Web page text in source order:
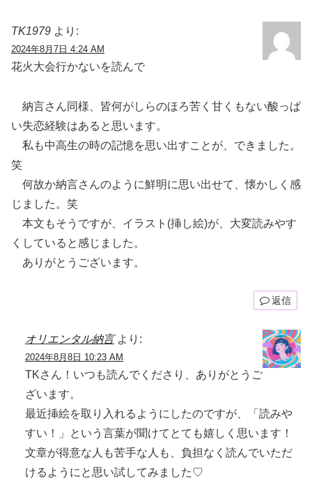
TK1979 より:
2024年8月7日 4:24 AM
花火大会行かないを読んで
納言さん同様、皆何がしらのほろ苦く甘くもない酸っぱ
い失恋経験はあると思います。
私も中高生の時の記憶を思い出すことが、できました。
笑
何故か納言さんのように鮮明に思い出せて、懐かしく感
じました。笑
本文もそうですが、イラスト(挿し絵)が、大変読みやす
くしていると感じました。
ありがとうございます。
返信
オリエンタル納言 より:
2024年8月8日 10:23 AM
TKさん！いつも読んでくださり、ありがとうご
ざいます。
最近挿絵を取り入れるようにしたのですが、「読みや
すい！」という言葉が聞けてとても嬉しく思います！
文章が得意な人も苦手な人も、負担なく読んでいただ
けるようにと思い試してみました♡